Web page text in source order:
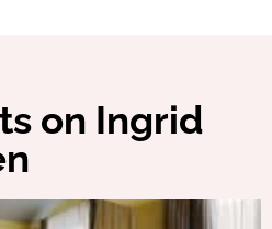
on Ingrid